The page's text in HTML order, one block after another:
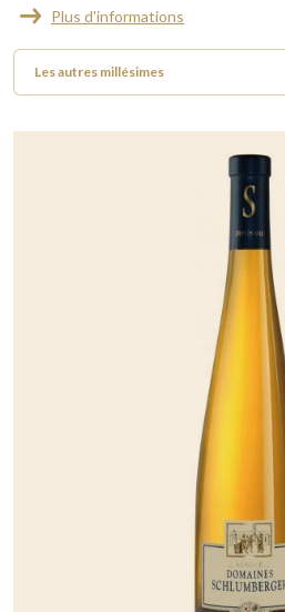
Plus d'informations
Les autres millésimes